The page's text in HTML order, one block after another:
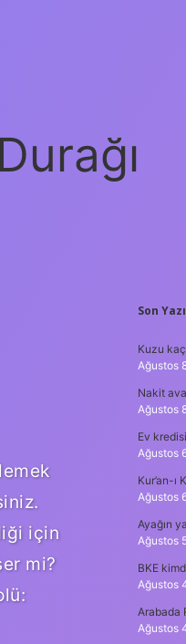
için
mi?
Son
Kuzu
Ağustos
Nakit
Ağustos
Ev
Ağustos
Kur’an-ı
Ağustos
Ayağın
Ağustos
BKE
Ağustos
Arabada
Ağustos